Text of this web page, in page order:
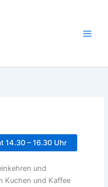
14.30 – 16.30 Uhr
und
Kuchen und Kaffee